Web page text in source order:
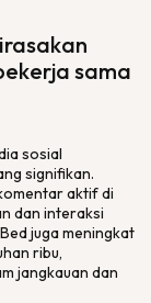
sama
sosial
signifikan.
aktif di
dan interaksi
juga meningkat
ribu,
jangkauan dan